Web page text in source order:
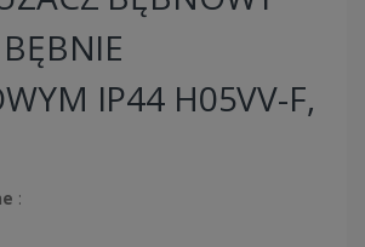
IP44 H05VV-F,
: